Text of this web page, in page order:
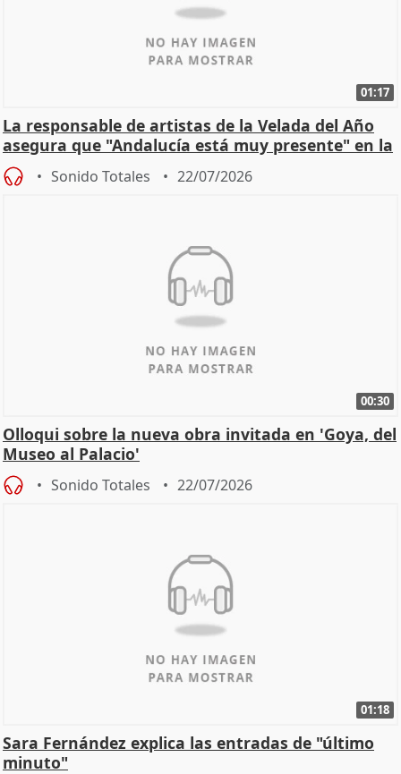
01:17
La responsable de artistas de la Velada del Año
asegura que "Andalucía está muy presente" en la
cita
Sonido Totales 22/07/2026
00:30
Olloqui sobre la nueva obra invitada en 'Goya, del
Museo al Palacio'
Sonido Totales 22/07/2026
01:18
Sara Fernández explica las entradas de "último
minuto"